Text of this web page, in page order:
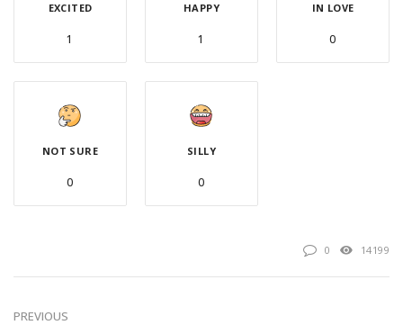
EXCITED
1
HAPPY
1
IN LOVE
0
NOT SURE
0
SILLY
0
0 14199
PREVIOUS